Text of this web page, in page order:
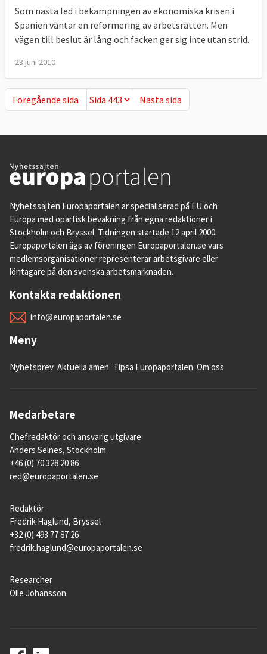
Som nästa led i bekämpningen av ekonomiska krisen i
Spanien väntar en reformering av arbetsrätten. Men
vägen till beslut är lång och facken ger sig inte utan strid.
23 juni 2010
Föregående sida
Föregående sida Nästa sida
Nästa sida
Nyhetssajten Europaportalen är specialiserad på EU och
Europa med opartisk bevakning från egna redaktioner i
Stockholm och Bryssel. Tidningen startade 12 april 2000.
Europaportalen ägs av föreningen Europaportalen.se vars
medlemsorganisationer representerar arbetsgivare eller
löntagare på den svenska arbetsmarknaden.
Kontakta redaktionen
info@europaportalen.se
Meny
Nyhetsbrev Aktuella ämen Tipsa Europaportalen Om oss
Medarbetare
Chefredaktör och ansvarig utgivare
Anders Selnes, Stockholm
+46 (0) 70 328 20 86
red@europaportalen.se
Redaktör
Fredrik Haglund, Bryssel
+32 (0) 493 77 87 26
fredrik.haglund@europaportalen.se
Researcher
Olle Johansson